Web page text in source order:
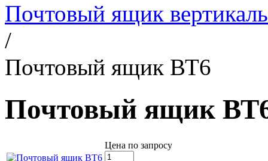
Почтовый ящик
/
Почтовый ящик ВТ6
Почтовый ящик
Цена по запросу